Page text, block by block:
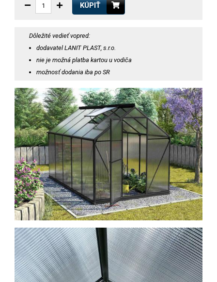
KÚPIŤ
Dôležité vedieť vopred:
dodavatel LANIT PLAST, s.r.o.
nie je možná platba kartou u vodiča
možnosť dodania iba po SR